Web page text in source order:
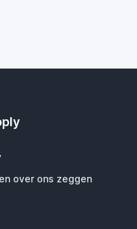
over ons zeggen